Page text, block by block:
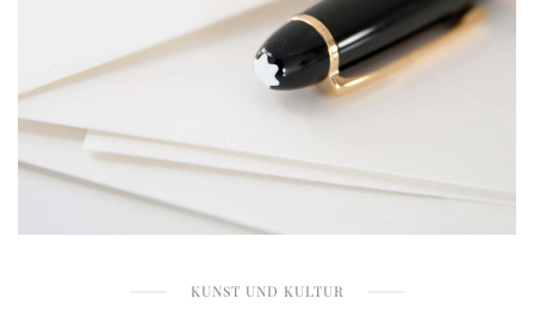
KUNST UND KULTUR